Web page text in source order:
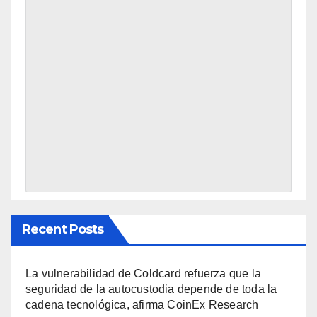
Recent Posts
La vulnerabilidad de Coldcard refuerza que la
seguridad de la autocustodia depende de toda la
cadena tecnológica, afirma CoinEx Research